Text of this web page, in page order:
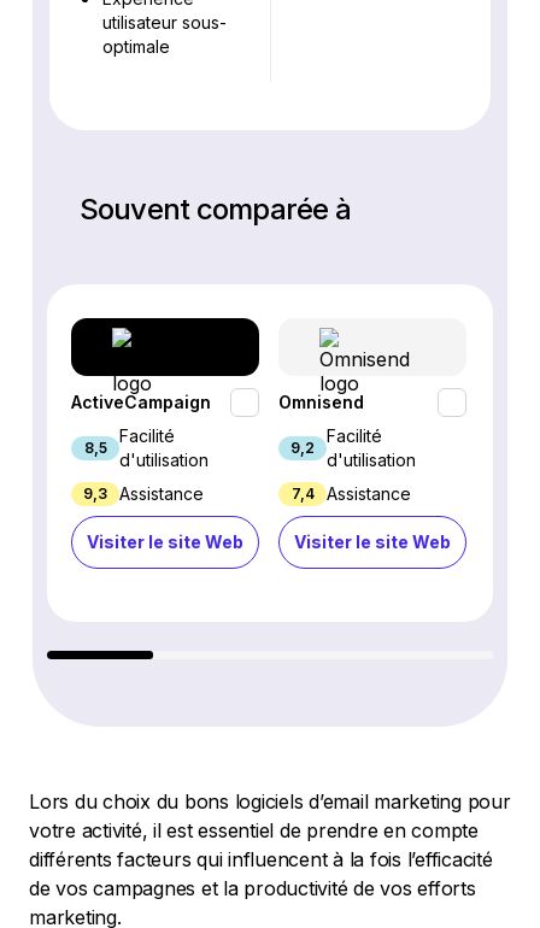
utilisateur sous-
optimale
Souvent comparée à
ActiveCampaign
8,5
Facilité
d'utilisation
9,3 Assistance
Visiter le site Web
Omnisend
9,2
Facilité
d'utilisation
7,4 Assistance
Visiter le site Web
Lors du choix du bons logiciels d’email marketing pour
votre activité, il est essentiel de prendre en compte
différents facteurs qui influencent à la fois l’efficacité
de vos campagnes et la productivité de vos efforts
marketing.